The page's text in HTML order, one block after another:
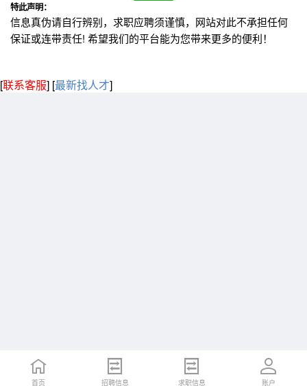
特此声明：
信息真伪请自行辨别，求职应聘须谨慎，网站对此不承担任何
保证或连带责任! 希望我们的平台能为您带来更多的便利！
[联系客服] [最新找人才]
首页 招聘信息 求职信息 账户